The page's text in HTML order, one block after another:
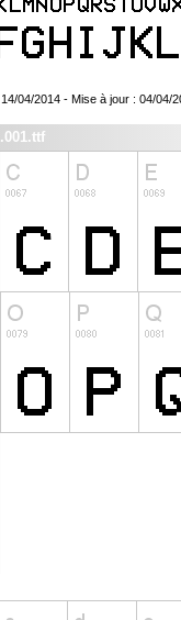
04/2014 - Mise à jour : 04/04/